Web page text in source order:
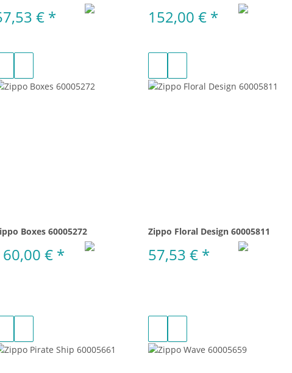
€ * 152,00 € *
Boxes 60005272
€ *
Zippo Floral Design 60005811
57,53 € *